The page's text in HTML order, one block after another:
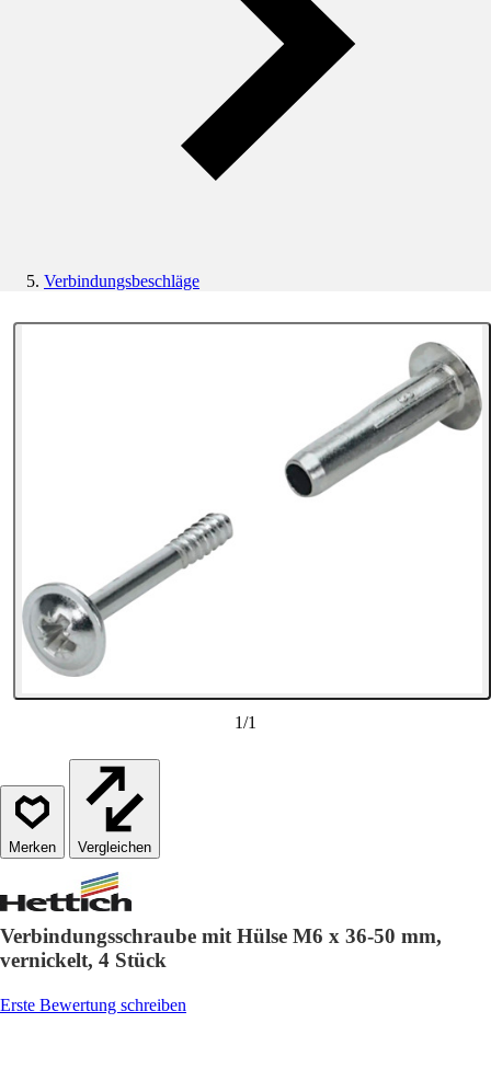
Verbindungsbeschläge
1/1
Vergleichen
Verbindungsschraube mit Hülse M6 x 36-50 mm,
vernickelt, 4 Stück
Erste Bewertung schreiben